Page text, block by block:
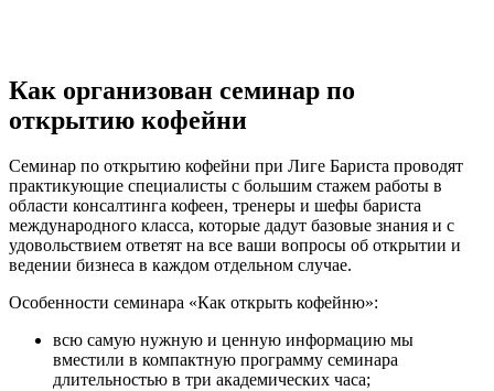
Как организован семинар по
открытию кофейни
Семинар по открытию кофейни при Лиге Бариста проводят
практикующие специалисты с большим стажем работы в
области консалтинга кофеен, тренеры и шефы бариста
международного класса, которые дадут базовые знания и с
удовольствием ответят на все ваши вопросы об открытии и
ведении бизнеса в каждом отдельном случае.
Особенности семинара «Как открыть кофейню»:
всю самую нужную и ценную информацию мы
вместили в компактную программу семинара
длительностью в три академических часа;